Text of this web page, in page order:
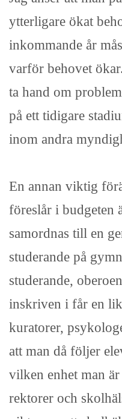
ytterligare ökat
inkommande år
varför behovet
ta hand om
på ett tidigare
inom andra
En annan viktig
föreslår i budgeten
samordnas till en
studerande på
studerande,
inskriven i får en
kuratorer,
att man då följer
vilken enhet man
rektorer och